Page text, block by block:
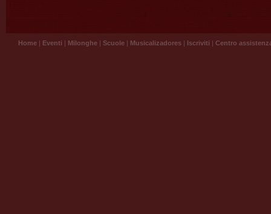
Home | Eventi | Milonghe | Scuole | Musicalizadores | Iscriviti | Centro